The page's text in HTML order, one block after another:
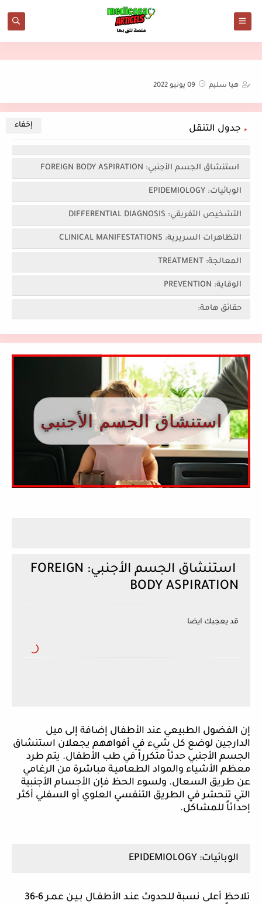
هيا سليم 09 يونيو 2022
جدول التنقل
استنشاق الجسم الأجنبي: FOREIGN BODY ASPIRATION
الوبائيات: EPIDEMIOLOGY
التشخيص التفريقي: DIFFERENTIAL DIAGNOSIS
التظاهرات السريرية: CLINICAL MANIFESTATIONS
المعالجة: TREATMENT
الوقاية: PREVENTION
حقائق هامة:
استنشاق الجسم الأجنبي: FOREIGN
BODY ASPIRATION
قد يعجبك ايضا
إن الفضول الطبيعي عند الأطفال إضافة إلى ميل
الدارجين لوضع كل شيء في أفواههم يجعلان استنشاق
الجسم الأجنبي حدثاً متكرراً في طب الأطفال. يتم طرد
معظم الأشياء والمواد الطعاميـة مباشرة من الرغامي
عن طريق السعال. ولسوء الحظ فإن الأجسام الأجنبية
التي تنحشر في الطريق التنفسي العلوي أو السفلي أكثر
إحداثاً للمشاكل.
الوبائيات: EPIDEMIOLOGY
تلاحظ أعلى نسبة للحدوث عنـد الأطفـال بـيـن عمـر 6-36